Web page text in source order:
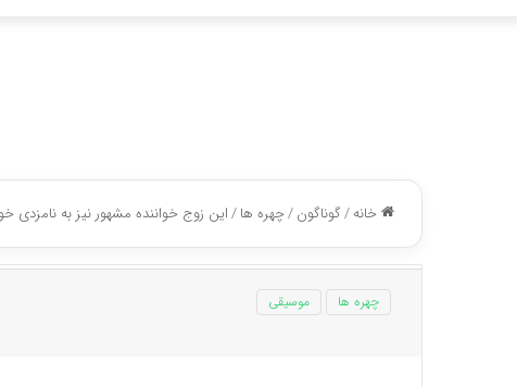
خانه/گوناگون/چهره ها/این زوج خواننده مشهور نیز به نامزدی
چهره ها موسیقی